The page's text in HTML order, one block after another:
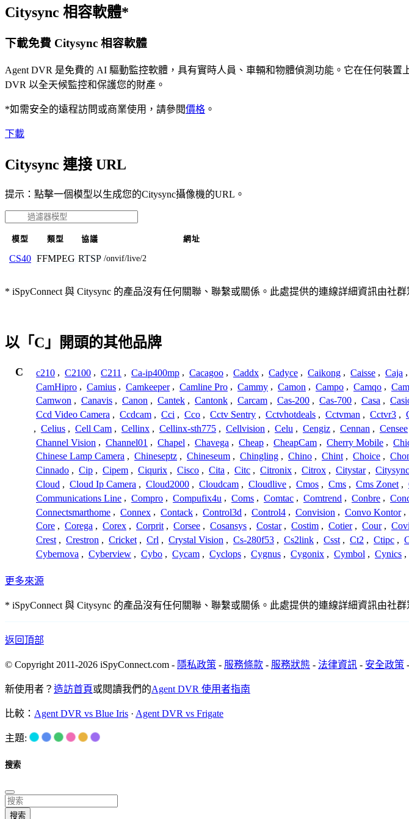
Citysync 相容軟體*
下載免費 Citysync 相容軟體
Agent DVR 是免費的 AI 驅動監控軟體，具有實時人員、車輛和物體偵測功能。它在任何裝
DVR 以全天候監控和保護您的財產。
*如需安全的遠程訪問或商業使用，請參閱價格 。
下載
Citysync 連接 URL
提示：點擊一個模型以生成您的Citysync攝像機的URL。
模型 類型 協議 網址
CS40 FFMPEG RTSP /onvif/live/2
* iSpyConnect 與 Citysync 的產品沒有任何關聯、聯繫或關係。此處提供的連線詳細資訊由
以「C」開頭的其他品牌
C c210 , C2100 , C211 , Ca-ip400mp , Cacagoo , Caddx , Cadyce , Caikong , Caisse , Caja ,
CamHipro , Camius , Camkeeper , Camline Pro , Cammy , Camon , Campo , Camqo ,
Camwon , Canavis , Canon , Cantek , Cantonk , Carcam , Cas-200 , Cas-700 , Casa ,
Ccd Video Camera , Ccdcam , Cci , Cco , Cctv Sentry , Cctvhotdeals , Cctvman , Cctvr3 ,
, Celius , Cell Cam , Cellinx , Cellinx-sth775 , Cellvision , Celu , Cengiz , Cennan , Censee
Channel Vision , Channel01 , Chapel , Chavega , Cheap , CheapCam , Cherry Mobile ,
Chinese Lamp Camera , Chineseptz , Chineseum , Chingling , Chino , Chint , Choice ,
Cinnado , Cip , Cipem , Ciqurix , Cisco , Cita , Citc , Citronix , Citrox , Citystar , Citysync
Cloud , Cloud Ip Camera , Cloud2000 , Cloudcam , Cloudlive , Cmos , Cms , Cms Zonet ,
Communications Line , Compro , Compufix4u , Coms , Comtac , Comtrend , Conbre ,
Connectsmarthome , Connex , Contack , Control3d , Control4 , Convision , Convo Kontor ,
Core , Corega , Corex , Corprit , Corsee , Cosansys , Costar , Costim , Cotier , Cour ,
Crest , Crestron , Cricket , Crl , Crystal Vision , Cs-280f53 , Cs2link , Csst , Ct2 , Ctipc ,
Cybernova , Cyberview , Cybo , Cycam , Cyclops , Cygnus , Cygonix , Cymbol , Cynics ,
更多來源
* iSpyConnect 與 Citysync 的產品沒有任何關聯、聯繫或關係。此處提供的連線詳細資訊由
返回頂部
© Copyright 2011-2026 iSpyConnect.com - 隱私政策 - 服務條款 - 服務狀態 - 法律資訊 - 安全政策 -
新使用者？ 造訪首頁或閱讀我們的Agent DVR 使用者指南
比較： Agent DVR vs Blue Iris · Agent DVR vs Frigate
主題:
搜索
搜索